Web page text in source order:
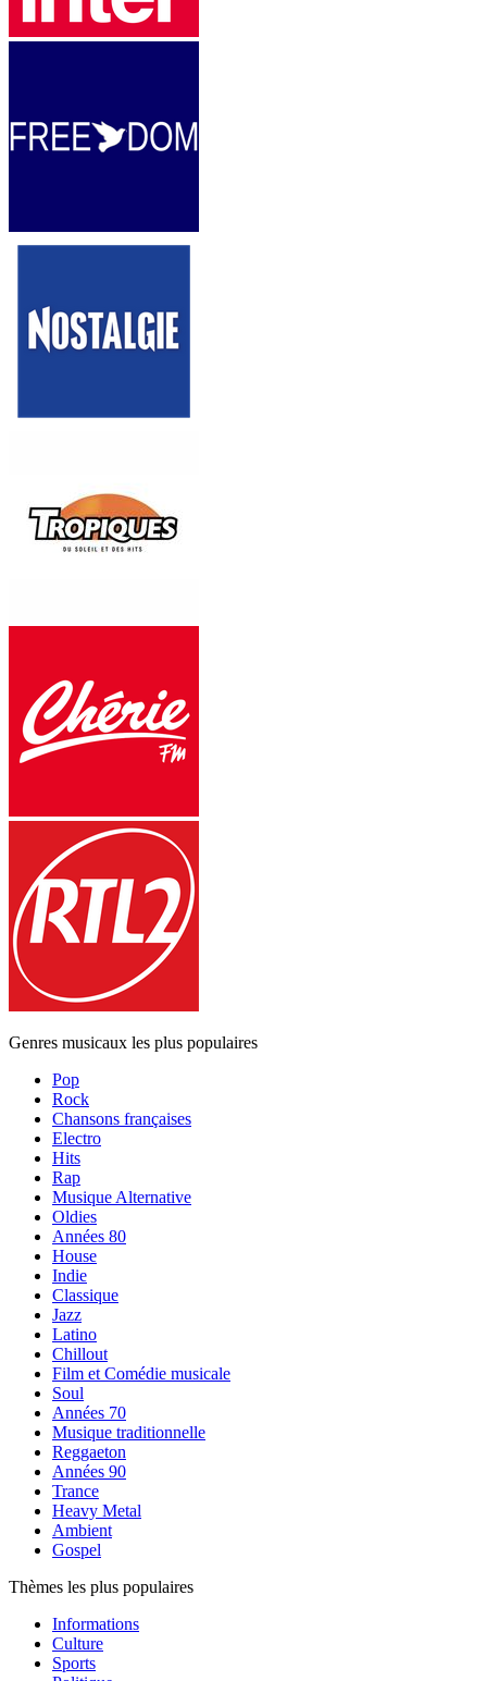
Genres musicaux les plus populaires
Pop
Rock
Chansons françaises
Electro
Hits
Rap
Musique Alternative
Oldies
Années 80
House
Indie
Classique
Jazz
Latino
Chillout
Film et Comédie musicale
Soul
Années 70
Musique traditionnelle
Reggaeton
Années 90
Trance
Heavy Metal
Ambient
Gospel
Thèmes les plus populaires
Informations
Culture
Sports